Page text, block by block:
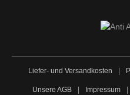
Liefer- und Versandkosten
Unsere AGB Impressum